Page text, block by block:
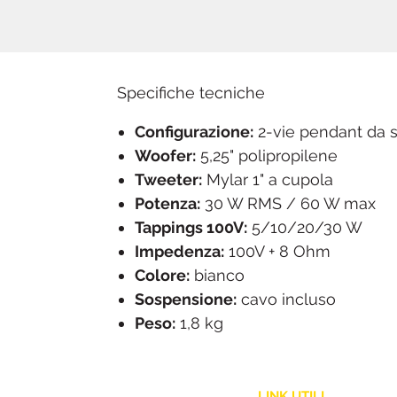
Specifiche tecniche
Configurazione: 2-vie pendant da
Woofer: 5,25" polipropilene
Tweeter: Mylar 1" a cupola
Potenza: 30 W RMS / 60 W max
Tappings 100V: 5/10/20/30 W
Impedenza: 100V + 8 Ohm
Colore: bianco
Sospensione: cavo incluso
Peso: 1,8 kg